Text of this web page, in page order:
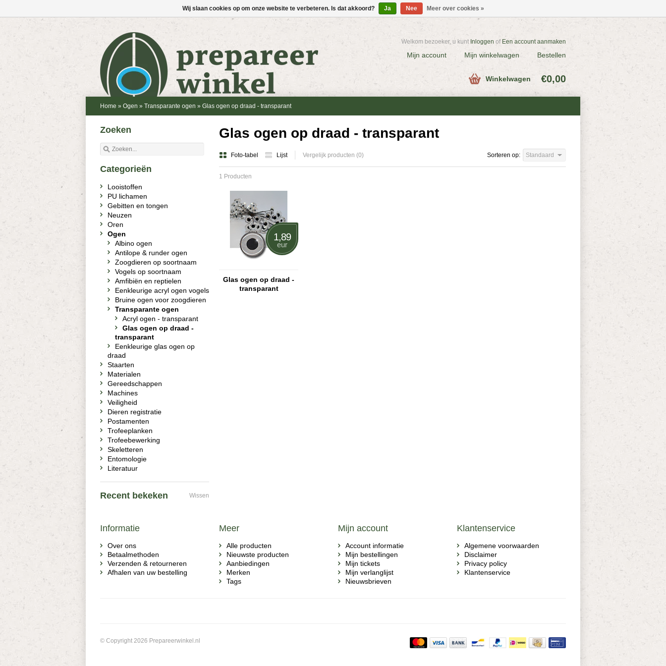
Welkom bezoeker, u kunt Inloggen of Een account aanmaken
Mijn account Mijn winkelwagen Bestellen
Winkelwagen €0,00
Home » Ogen » Transparante ogen » Glas ogen op draad - transparant
Glas ogen op draad - transparant
Foto-tabel Lijst Vergelijk producten (0) Sorteren op: Standaard
1 Producten
1,89
eur
Glas ogen op draad -
transparant
Zoeken
Categorieën
Looistoffen
PU lichamen
Gebitten en tongen
Neuzen
Oren
Ogen
Albino ogen
Antilope & runder ogen
Zoogdieren op soortnaam
Vogels op soortnaam
Amfibiën en reptielen
Eenkleurige acryl ogen vogels
Bruine ogen voor zoogdieren
Transparante ogen
Acryl ogen - transparant
Glas ogen op draad -
transparant
Eenkleurige glas ogen op
draad
Staarten
Materialen
Gereedschappen
Machines
Veiligheid
Dieren registratie
Postamenten
Trofeeplanken
Trofeebewerking
Skeletteren
Entomologie
Literatuur
Recent bekeken Wissen
Informatie
Over ons
Betaalmethoden
Verzenden & retourneren
Afhalen van uw bestelling
Meer
Alle producten
Nieuwste producten
Aanbiedingen
Merken
Tags
Mijn account
Account informatie
Mijn bestellingen
Mijn tickets
Mijn verlanglijst
Nieuwsbrieven
Klantenservice
Algemene voorwaarden
Disclaimer
Privacy policy
Klantenservice
© Copyright 2026 Prepareerwinkel.nl
Wij slaan cookies op om onze website te verbeteren. Is dat akkoord? Ja Nee Meer over cookies »